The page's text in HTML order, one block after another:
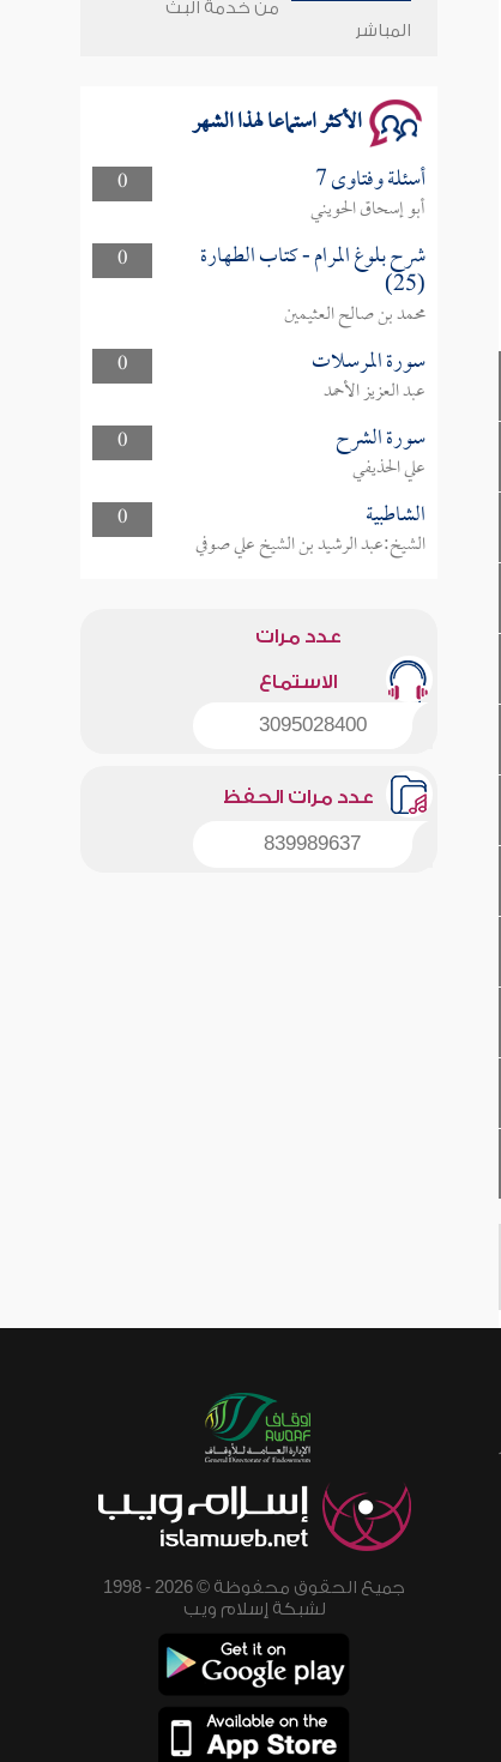
وأمنهم من خوف 9
1444هـ
من خدمة البث
المباشر
الأكثر استماعا لهذا الشهر
0 أسئلة وفتاوى 7
أبو إسحاق الحويني
0
شرح بلوغ المرام - كتاب الطهارة
(25)
محمد بن صالح العثيمين
0
سورة المرسلات
عبد العزيز الأحمد
0
سورة الشرح
علي الحذيفي
0
الشاطبية
الشيخ:عبد الرشيد بن الشيخ علي صوفي
عدد مرات
الاستماع
3095028400
عدد مرات الحفظ
839989637
جميع الحقوق محفوظة © 2026 - 1998
لشبكة إسلام ويب